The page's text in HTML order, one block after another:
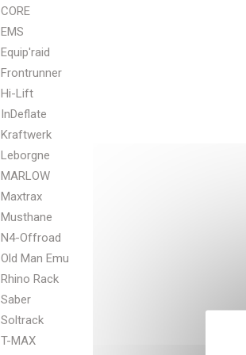
CORE
EMS
Equip'raid
Frontrunner
Hi-Lift
InDeflate
Kraftwerk
Leborgne
MARLOW
Maxtrax
Musthane
N4-Offroad
Old Man Emu
Rhino Rack
Saber
Soltrack
T-MAX